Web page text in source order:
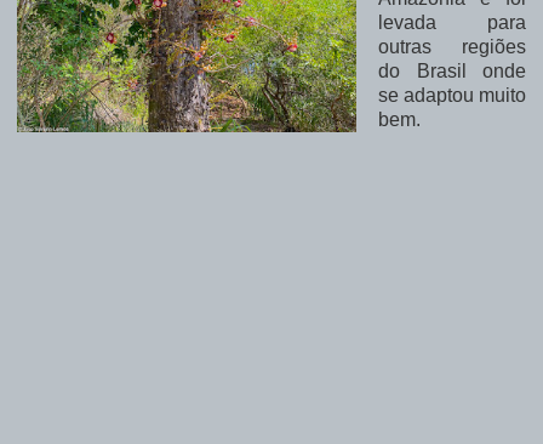
levada para
outras regiões
do Brasil onde
se adaptou muito
bem.